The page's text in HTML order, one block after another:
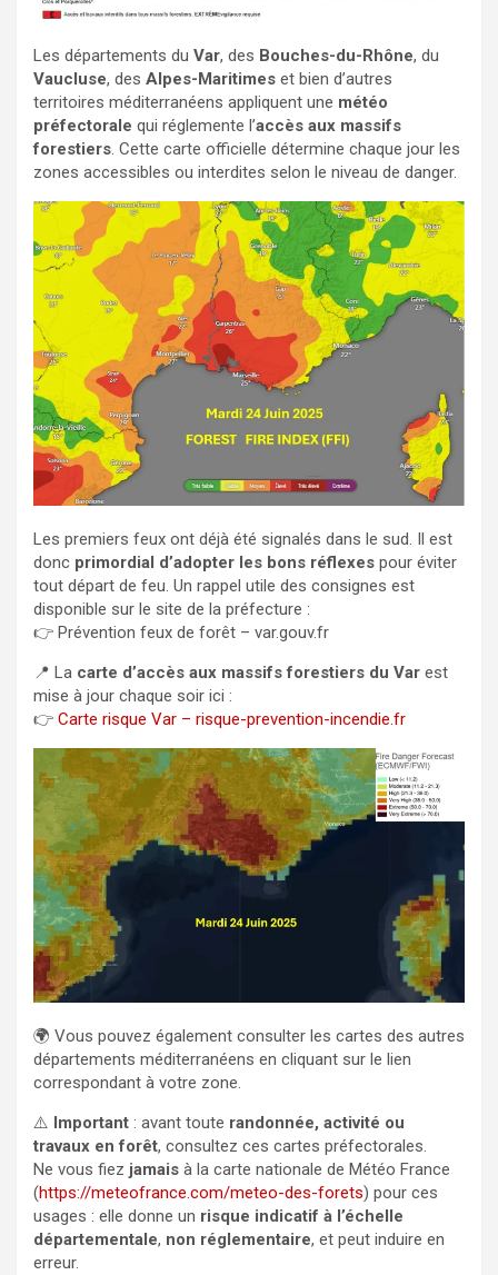
Les départements du Var, des Bouches-du-Rhône, du
Vaucluse, des Alpes-Maritimes et bien d’autres
territoires méditerranéens appliquent une météo
préfectorale qui réglemente l’accès aux massifs
forestiers. Cette carte officielle détermine chaque jour les
zones accessibles ou interdites selon le niveau de danger.
Les premiers feux ont déjà été signalés dans le sud. Il est
donc primordial d’adopter les bons réflexes pour éviter
tout départ de feu. Un rappel utile des consignes est
disponible sur le site de la préfecture :
👉 Prévention feux de forêt – var.gouv.fr
📍 La carte d’accès aux massifs forestiers du Var est
mise à jour chaque soir ici :
👉 Carte risque Var – risque-prevention-incendie.fr
🌍 Vous pouvez également consulter les cartes des autres
départements méditerranéens en cliquant sur le lien
correspondant à votre zone.
⚠️ Important : avant toute randonnée, activité ou
travaux en forêt, consultez ces cartes préfectorales.
Ne vous fiez jamais à la carte nationale de Météo France
(https://meteofrance.com/meteo-des-forets) pour ces
usages : elle donne un risque indicatif à l’échelle
départementale, non réglementaire, et peut induire en
erreur.